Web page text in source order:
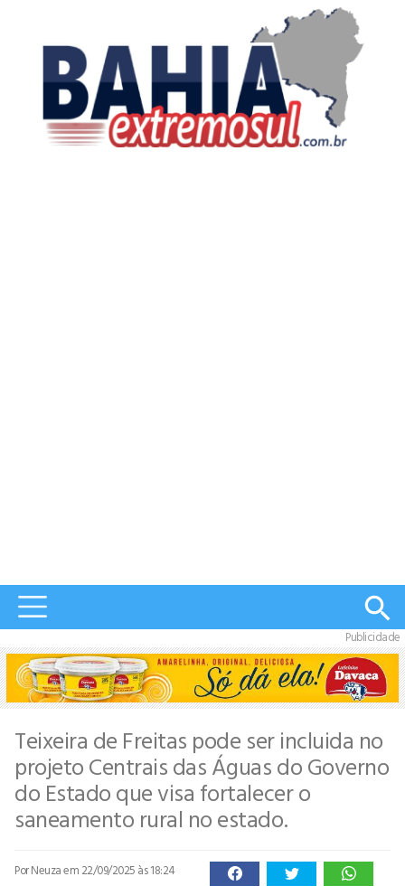
Publicidade
Teixeira de Freitas pode ser incluida no
projeto Centrais das Águas do Governo
do Estado que visa fortalecer o
saneamento rural no estado.
Por Neuzaem 22/09/2025 às 18:24